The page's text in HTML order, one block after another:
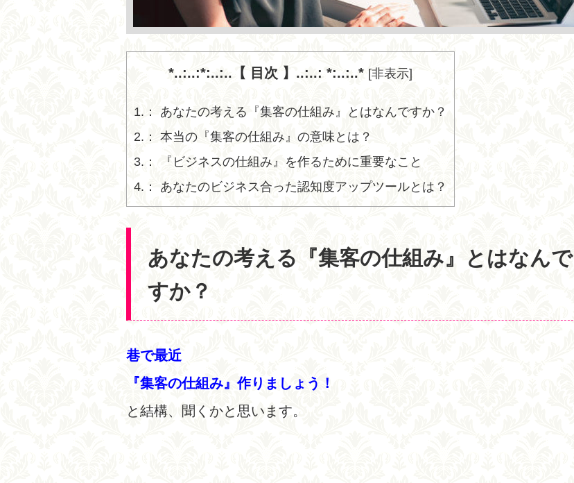
*..:..:*:..:..【 目次 】..:..: *:..:..* [非表示]
1.
あなたの考える『集客の仕組み』とはなんですか？
2.
本当の『集客の仕組み』の意味とは？
3.
『ビジネスの仕組み』を作るために重要なこと
4.
あなたのビジネス合った認知度アップツールとは？
あなたの考える『集客の仕組み』とはなんで
すか？
巷で最近
『集客の仕組み』作りましょう！
と結構、聞くかと思います。